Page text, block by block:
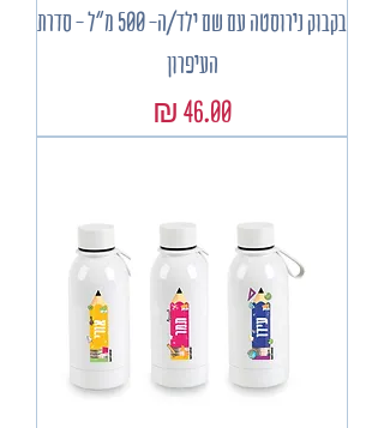
בקבוק נירוסטה עם שם ילד/ה- 500 מ"ל - סדרת
העיפרון
מחיר